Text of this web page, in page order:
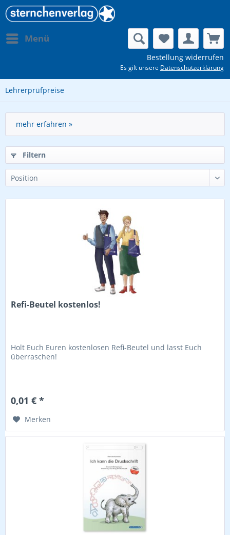
Menü
Bestellung widerrufen
Es gilt unsere Datenschutzerklärung
Lehrerprüfpreise
mehr erfahren »
Filtern
Refi-Beutel kostenlos!
Holt Euch Euren kostenlosen Refi-Beutel und lasst Euch
überraschen!
0,01 € *
Merken